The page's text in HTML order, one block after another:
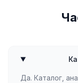
Да. Каталог,